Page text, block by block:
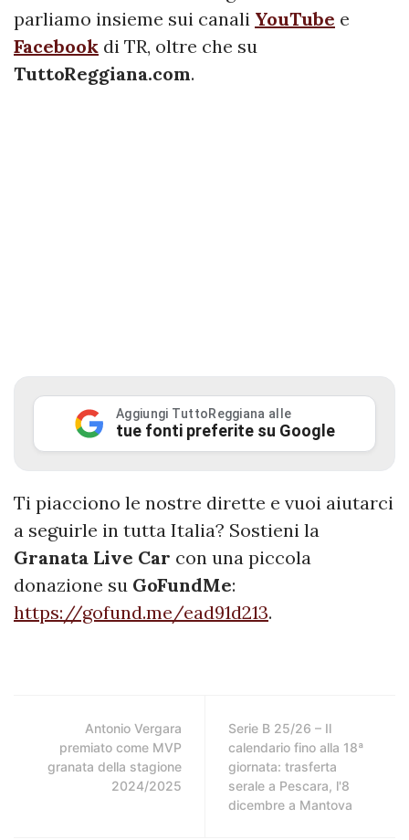
parliamo insieme sui canali YouTube e
Facebook di TR, oltre che su
TuttoReggiana.com.
Aggiungi TuttoReggiana alle
tue fonti preferite su Google
Ti piacciono le nostre dirette e vuoi aiutarci
a seguirle in tutta Italia? Sostieni la
Granata Live Car con una piccola
donazione su GoFundMe:
https://gofund.me/ead91d213.
Antonio Vergara
premiato come MVP
granata della stagione
2024/2025
Serie B 25/26 – Il
calendario fino alla 18ª
giornata: trasferta
serale a Pescara, l'8
dicembre a Mantova